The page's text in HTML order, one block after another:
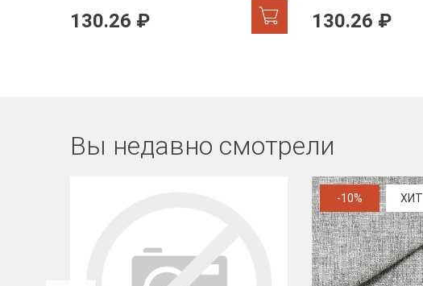
130.26 ₽ 130.26 ₽
Вы недавно смотрели
-10% ХИТ